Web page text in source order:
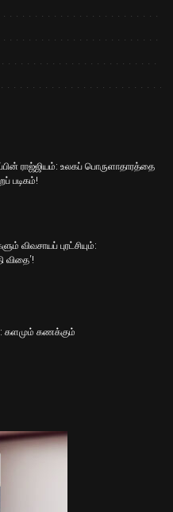
ராஜ்ஜியம்: உலகப் பொருளாதாரத்தை
படிகம்!
விவசாயப் புரட்சியும்:
விதை’!
களமும் கணக்கும்